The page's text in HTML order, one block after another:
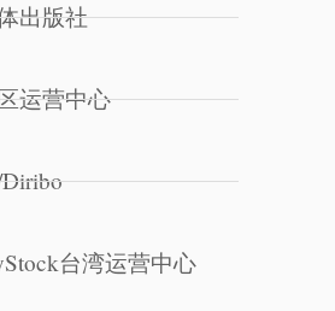
出版社
运营中心
台湾运营中心